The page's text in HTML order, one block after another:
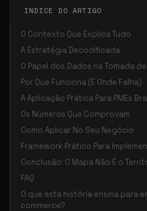
INDICE DO ARTIGO
O Contexto Que Explica Tudo
A Estratégia Decodificada
O Papel dos Dados na Tomada
Por Que Funciona (E Onde Falha)
A Aplicação Prática Para PMEs
Os Números Que Comprovam
Como Aplicar No Seu Negócio
Framework Prático Para
Conclusão: O Mapa Não É o
FAQ
O que esta história ensina para
commerce?